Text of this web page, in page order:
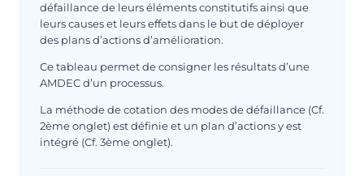
défaillance de leurs éléments constitutifs ainsi que
leurs causes et leurs effets dans le but de déployer
des plans d’actions d’amélioration.
Ce tableau permet de consigner les résultats d’une
AMDEC d’un processus.
La méthode de cotation des modes de défaillance (Cf.
2ème onglet) est définie et un plan d’actions y est
intégré (Cf. 3ème onglet).